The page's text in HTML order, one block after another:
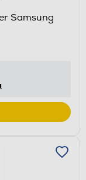
Samsung